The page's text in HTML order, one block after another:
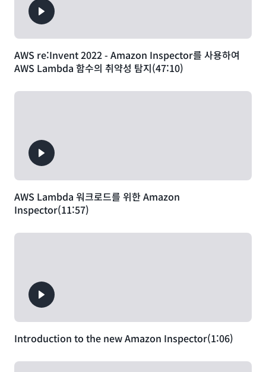
AWS re:Invent 2022 - Amazon Inspector를 사용하여
AWS Lambda 함수의 취약성 탐지(47:10)
AWS Lambda 워크로드를 위한 Amazon
Inspector(11:57)
Introduction to the new Amazon Inspector(1:06)